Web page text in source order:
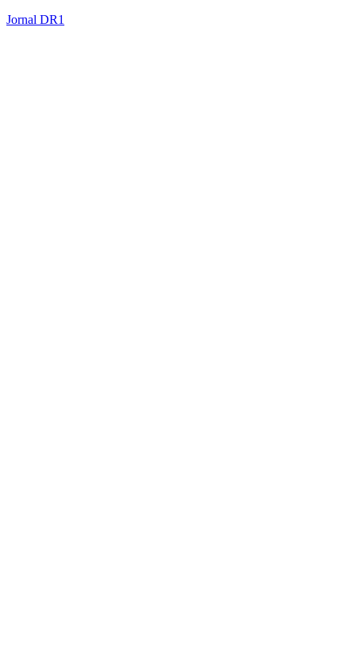
Jornal DR1